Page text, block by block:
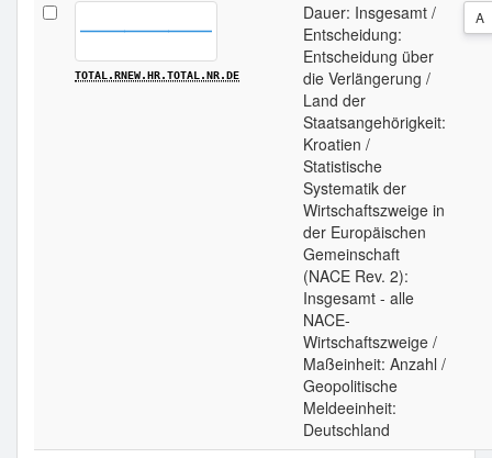
TOTAL.RNEW.HR.TOTAL.NR.DE
Dauer: Insgesamt /
Entscheidung:
Entscheidung über
die Verlängerung /
Land der
Staatsangehörigkeit:
Kroatien /
Statistische
Systematik der
Wirtschaftszweige in
der Europäischen
Gemeinschaft
(NACE Rev. 2):
Insgesamt - alle
NACE-
Wirtschaftszweige /
Maßeinheit: Anzahl /
Geopolitische
Meldeeinheit:
Deutschland
A